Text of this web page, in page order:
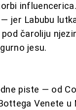
jer Labubu
čaroliju
jesu.
piste — od
Venete u